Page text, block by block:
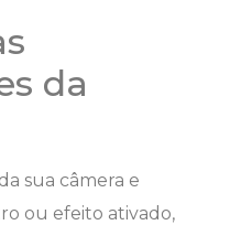
da
sua câmera e
ou efeito ativado,